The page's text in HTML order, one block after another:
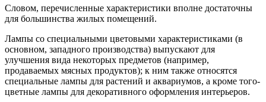
Словом, перечисленные характеристики вполне достаточны
для большинства жилых помещений.
Лампы со специальными цветовыми характеристиками (в
основном, западного производства) выпускают для
улучшения вида некоторых предметов (например,
продаваемых мясных продуктов); к ним также относятся
специальные лампы для растений и аквариумов, а кроме того-
цветные лампы для декоративного оформления интерьеров.